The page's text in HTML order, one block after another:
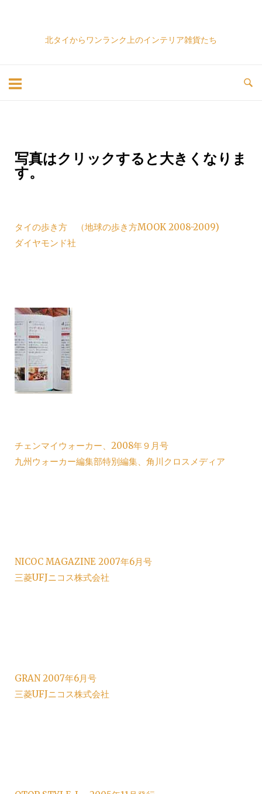
北タイからワンランク上のインテリア雑貨たち
写真はクリックすると大きくなりま
す。
タイの歩き方 （地球の歩き方MOOK 2008-2009)
ダイヤモンド社
チェンマイウォーカー、2008年９月号
九州ウォーカー編集部特別編集、角川クロスメディア
NICOC MAGAZINE 2007年6月号
三菱UFJニコス株式会社
GRAN 2007年6月号
三菱UFJニコス株式会社